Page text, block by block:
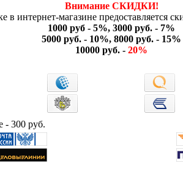
Внимание СКИДКИ!
в интернет-магазине предоставляется
1000 руб - 5%, 3000 руб. - 7%
5000 руб. - 10%, 8000 руб. - 15%
10000 руб. - 20%
- 300 руб.